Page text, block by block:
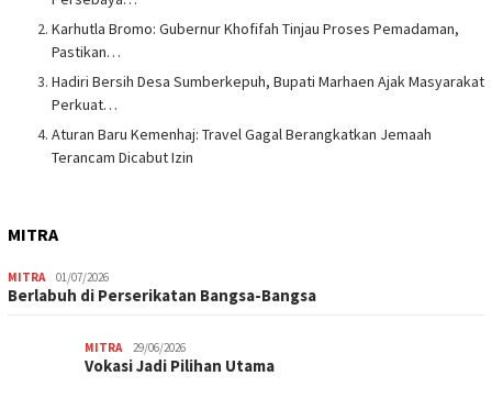
Karhutla Bromo: Gubernur Khofifah Tinjau Proses Pemadaman,
Pastikan…
Hadiri Bersih Desa Sumberkepuh, Bupati Marhaen Ajak Masyarakat
Perkuat…
Aturan Baru Kemenhaj: Travel Gagal Berangkatkan Jemaah
Terancam Dicabut Izin
MITRA
MITRA 01/07/2026
Berlabuh di Perserikatan Bangsa-Bangsa
MITRA 29/06/2026
Vokasi Jadi Pilihan Utama